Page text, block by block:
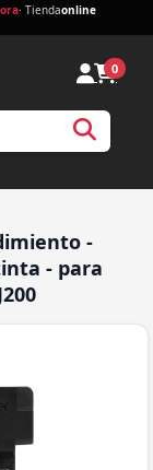
· Tiendaonline
0
-
- para